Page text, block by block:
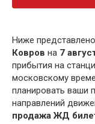
Ниже
Ковров на 7
прибытия на
московскому
планировать ваши
направлений
продажа ЖД